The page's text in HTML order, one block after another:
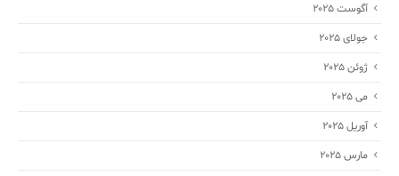
آگوست 2025
جولای 2025
ژوئن 2025
می 2025
آوریل 2025
مارس 2025